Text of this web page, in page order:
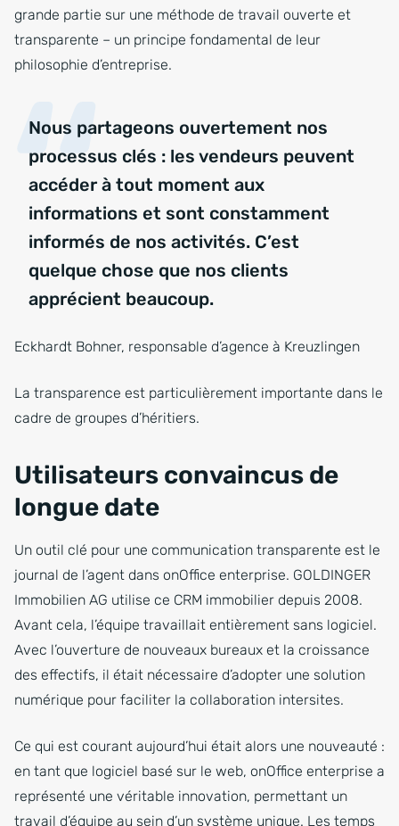
grande partie sur une méthode de travail ouverte et
transparente – un principe fondamental de leur
philosophie d’entreprise.
Nous partageons ouvertement nos
processus clés : les vendeurs peuvent
accéder à tout moment aux
informations et sont constamment
informés de nos activités. C’est
quelque chose que nos clients
apprécient beaucoup.
Eckhardt Bohner, responsable d’agence à Kreuzlingen
La transparence est particulièrement importante dans le
cadre de groupes d’héritiers.
Utilisateurs convaincus de
longue date
Un outil clé pour une communication transparente est le
journal de l’agent dans onOffice enterprise. GOLDINGER
Immobilien AG utilise ce CRM immobilier depuis 2008.
Avant cela, l’équipe travaillait entièrement sans logiciel.
Avec l’ouverture de nouveaux bureaux et la croissance
des effectifs, il était nécessaire d’adopter une solution
numérique pour faciliter la collaboration intersites.
Ce qui est courant aujourd’hui était alors une nouveauté :
en tant que logiciel basé sur le web, onOffice enterprise a
représenté une véritable innovation, permettant un
travail d’équipe au sein d’un système unique. Les temps